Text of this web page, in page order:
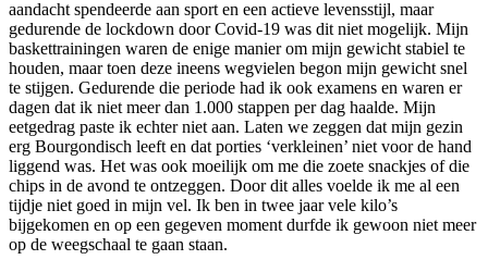
aandacht spendeerde aan sport en een actieve levensstijl, maar
gedurende de lockdown door Covid-19 was dit niet mogelijk. Mijn
baskettrainingen waren de enige manier om mijn gewicht stabiel te
houden, maar toen deze ineens wegvielen begon mijn gewicht snel
te stijgen. Gedurende die periode had ik ook examens en waren er
dagen dat ik niet meer dan 1.000 stappen per dag haalde. Mijn
eetgedrag paste ik echter niet aan. Laten we zeggen dat mijn gezin
erg Bourgondisch leeft en dat porties ‘verkleinen’ niet voor de hand
liggend was. Het was ook moeilijk om me die zoete snackjes of die
chips in de avond te ontzeggen. Door dit alles voelde ik me al een
tijdje niet goed in mijn vel. Ik ben in twee jaar vele kilo’s
bijgekomen en op een gegeven moment durfde ik gewoon niet meer
op de weegschaal te gaan staan.